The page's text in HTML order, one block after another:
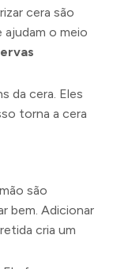
cera são
ajudam o meio
ervas
da cera. Eles
torna a cera
são
bem. Adicionar
cria um